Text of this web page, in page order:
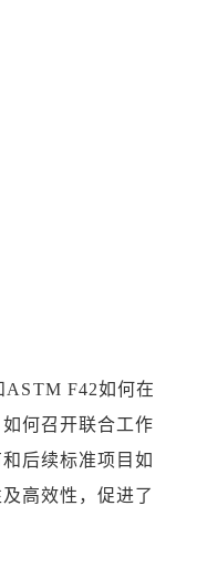
F42如何在
何召开联合工作
后续标准项目如
高效性，促进了